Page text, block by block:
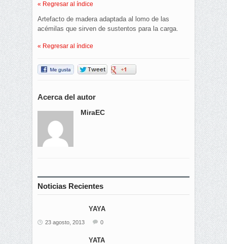
« Regresar al índice
Artefacto de madera adaptada al lomo de las
acémilas que sirven de sustentos para la carga.
« Regresar al índice
Acerca del autor
MiraEC
Noticias Recientes
YAYA
23 agosto, 2013 0
YATA